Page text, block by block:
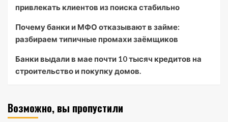
привлекать клиентов из поиска стабильно
Почему банки и МФО отказывают в займе:
разбираем типичные промахи заёмщиков
Банки выдали в мае почти 10 тысяч кредитов на
строительство и покупку домов.
Возможно, вы пропустили